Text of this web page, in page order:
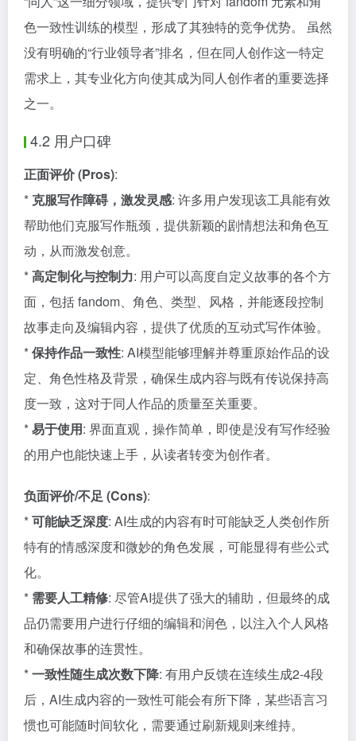
色一致性训练的模型，形成了其独特的竞争优势。 虽然
没有明确的“行业领导者”排名，但在同人创作这一特定
需求上，其专业化方向使其成为同人创作者的重要选择
之一。
4.2 用户口碑
正面评价 (Pros):
* 克服写作障碍，激发灵感: 许多用户发现该工具能有效
帮助他们克服写作瓶颈，提供新颖的剧情想法和角色互
动，从而激发创意。
*高定制化与控制力: 用户可以高度自定义故事的各个方
面，包括 fandom、角色、类型、风格，并能逐段控制
故事走向及编辑内容，提供了优质的互动式写作体验。
*保持作品一致性: AI模型能够理解并尊重原始作品的设
定、角色性格及背景，确保生成内容与既有传说保持高
度一致，这对于同人作品的质量至关重要。
*易于使用: 界面直观，操作简单，即使是没有写作经验
的用户也能快速上手，从读者转变为创作者。
负面评价/不足 (Cons):
*可能缺乏深度: AI生成的内容有时可能缺乏人类创作所
特有的情感深度和微妙的角色发展，可能显得有些公式
化。
* 需要人工精修: 尽管AI提供了强大的辅助，但最终的成
品仍需要用户进行仔细的编辑和润色，以注入个人风格
和确保故事的连贯性。
*一致性随生成次数下降: 有用户反馈在连续生成2-4段
后，AI生成内容的一致性可能会有所下降，某些语言习
惯也可能随时间软化，需要通过刷新规则来维持。